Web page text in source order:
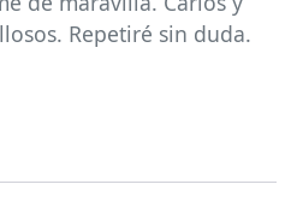
Repetiré sin duda.